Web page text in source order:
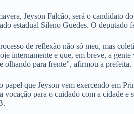
Jeyson Falcão, será o candidato
estadual Sileno Guedes. O deputado
de reflexão não só meu, mas
internamente e que, em breve, a
olhando para frente”, afirmou a prefeita.
papel que Jeyson vem exercendo em
vocação para o cuidado com a cidade